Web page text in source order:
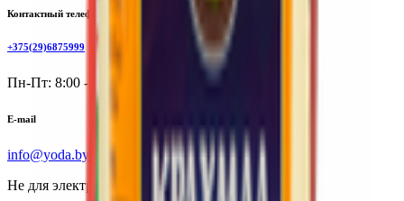
Контактный телефон
+375(29)6875999
Пн-Пт: 8:00 - 17:00
E-mail
info@yoda.by
Не для электронных обращений